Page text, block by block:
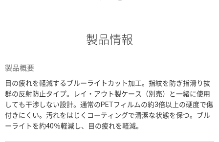
製品情報
製品概要
目の疲れを軽減するブルーライトカット加工。指紋を防ぎ指滑り抜
群の反射防止タイプ。レイ・アウト製ケース（別売）と一緒に使用
しても干渉しない設計。通常のPETフィルムの約3倍以上の硬度で傷
付きにくい。汚れをはじくコーティングで清潔な状態を保つ。ブル
ーライトを約40％軽減し、目の疲れを軽減。